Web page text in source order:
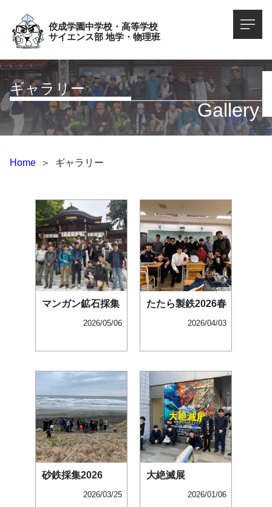
佼成学園中学校・高等学校
サイエンス部 地学・物理班
ギャラリー
Gallery
Home ＞ ギャラリー
マンガン鉱石採集
2026/05/06
たたら製鉄2026春
2026/04/03
砂鉄採集2026
2026/03/25
大絶滅展
2026/01/06